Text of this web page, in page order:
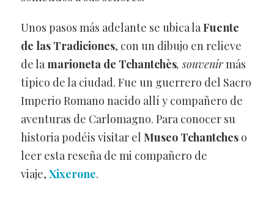
Unos pasos más adelante se ubica la Fuente
de las Tradiciones, con un dibujo en relieve
de la marioneta de Tchantchès, souvenirmás
típico de la ciudad. Fue un guerrero del Sacro
Imperio Romano nacido allí y compañero de
aventuras de Carlomagno. Para conocer su
historia podéis visitar el Museo Tchantcheso
leer esta reseña de mi compañero de
viaje, Xixerone.